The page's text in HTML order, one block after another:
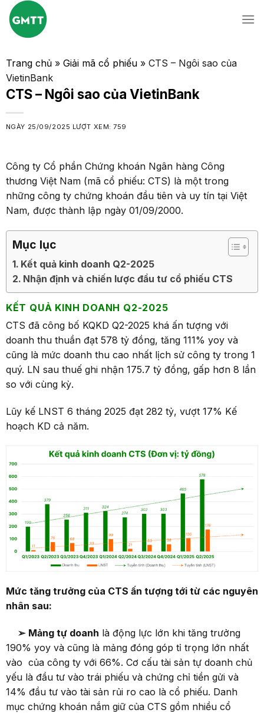
Skip
content
Trang chủ» Giải mã cổ phiếu» CTS – Ngôi sao của
VietinBank
CTS – Ngôi sao của VietinBank
NGÀY 25/09/2025 LƯỢT XEM: 759
Công ty Cổ phần Chứng khoán Ngân hàng Công
thương Việt Nam (mã cổ phiếu: CTS) là một trong
những công ty chứng khoán đầu tiên và uy tín tại Việt
Nam, được thành lập ngày 01/09/2000.
Mục lục
Kết quả kinh doanh Q2-2025
Nhận định và chiến lược đầu tư cổ phiếu CTS
KẾT QUẢ KINH DOANH Q2-2025
CTS đã công bố KQKD Q2-2025 khá ấn tượng với
doanh thu thuần đạt 578 tỷ đồng, tăng 111% yoy và
cũng là mức doanh thu cao nhất lịch sử công ty trong 1
quý. LN sau thuế ghi nhận 175.7 tỷ đồng, gấp hơn 8 lần
so với cùng kỳ.
Lũy kế LNST 6 tháng 2025 đạt 282 tỷ, vượt 17% Kế
hoạch KD cả năm.
Mức tăng trưởng của CTS ấn tượng tới từ các nguyên
nhân sau:
➢ Mảng tự doanh là động lực lớn khi tăng trưởng
190% yoy và cũng là mảng đóng góp tỉ trọng lớn nhất
vào của công ty với 66%. Cơ cấu tài sản tự doanh chủ
yếu là đầu tư vào trái phiếu và chứng chỉ tiền gửi và
14% đầu tư vào tài sản rủi ro cao là cổ phiếu. Danh
mục chứng khoán nắm giữ của CTS gồm nhiều cổ